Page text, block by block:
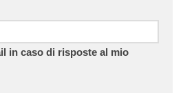
in caso di risposte al mio